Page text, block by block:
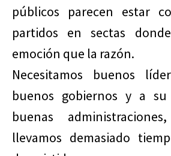
públicos parecen estar
partidos en sectas
emoción que la razón.
Necesitamos buenos
buenos gobiernos y a su
buenas
llevamos demasiado